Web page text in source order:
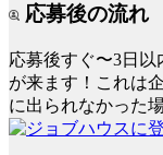
応募後の流れ
応募後すぐ〜3日以
が来ます！これは
に出られなかった